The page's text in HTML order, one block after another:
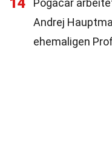
Pogačar
Andrej
ehemaligen